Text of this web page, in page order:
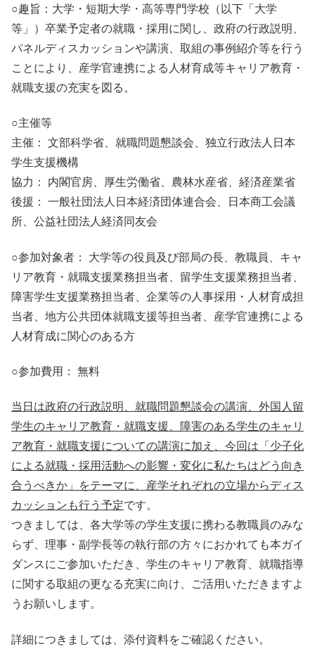
○趣旨：大学・短期大学・高等専門学校（以下「大学
等」）卒業予定者の就職・採用に関し、政府の行政説明、
パネルディスカッションや講演、取組の事例紹介等を行う
ことにより、産学官連携による人材育成等キャリア教育・
就職支援の充実を図る。
○主催等
主催： 文部科学省、就職問題懇談会、独立行政法人日本
学生支援機構
協力： 内閣官房、厚生労働省、農林水産省、経済産業省
後援： 一般社団法人日本経済団体連合会、日本商工会議
所、公益社団法人経済同友会
○参加対象者： 大学等の役員及び部局の長、教職員、キャ
リア教育・就職支援業務担当者、留学生支援業務担当者、
障害学生支援業務担当者、企業等の人事採用・人材育成担
当者、地方公共団体就職支援等担当者、産学官連携による
人材育成に関心のある方
○参加費用： 無料
当日は政府の行政説明、就職問題懇談会の講演、外国人留
学生のキャリア教育・就職支援、障害のある学生のキャリ
ア教育・就職支援についての講演に加え、今回は「少子化
による就職・採用活動への影響・変化に私たちはどう向き
合うべきか」をテーマに、産学それぞれの立場からディス
カッションも行う予定です。
つきましては、各大学等の学生支援に携わる教職員のみな
らず、理事・副学長等の執行部の方々におかれても本ガイ
ダンスにご参加いただき、学生のキャリア教育、就職指導
に関する取組の更なる充実に向け、ご活用いただきますよ
うお願いします。
詳細につきましては、添付資料をご確認ください。